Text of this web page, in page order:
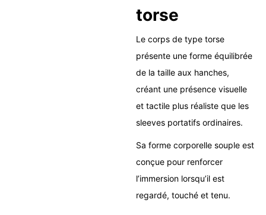
torse
Le corps de type torse
présente une forme équilibrée
de la taille aux hanches,
créant une présence visuelle
et tactile plus réaliste que les
sleeves portatifs ordinaires.
Sa forme corporelle souple est
conçue pour renforcer
l’immersion lorsqu’il est
regardé, touché et tenu.